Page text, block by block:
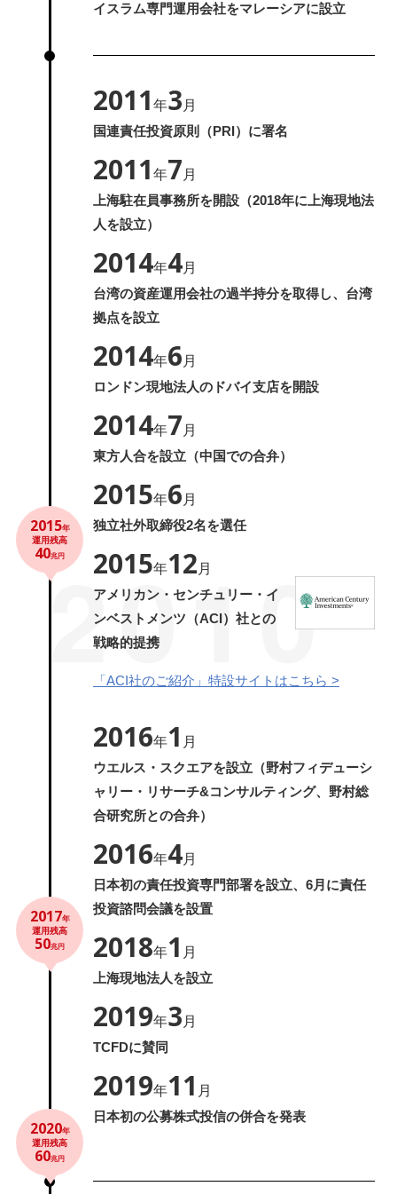
イスラム専門運用会社をマレーシアに設立
2010
2015年
運用残高
40兆円
2017年
運用残高
50兆円
2011 年3 月
国連責任投資原則（PRI）に署名
2011 年7 月
上海駐在員事務所を開設（2018年に上海現地法
人を設立）
2014年4月
台湾の資産運用会社の過半持分を取得し、台湾
拠点を設立
2014年6 月
ロンドン現地法人のドバイ支店を開設
2014年7 月
東方人合を設立（中国での合弁）
2015年6 月
独立社外取締役2名を選任
2015年12 月
アメリカン・センチュリー・イ
ンベストメンツ（ACI）社との
戦略的提携
「ACI社のご紹介」特設サイトはこちら >
2016年1 月
ウエルス・スクエアを設立（野村フィデューシ
ャリー・リサーチ&コンサルティング、野村総
合研究所との合弁）
2016年4月
日本初の責任投資専門部署を設立、6月に責任
投資諮問会議を設置
2018年1 月
上海現地法人を設立
2019年3 月
TCFDに賛同
2019年11 月
日本初の公募株式投信の併合を発表
2020年
運用残高
60兆円